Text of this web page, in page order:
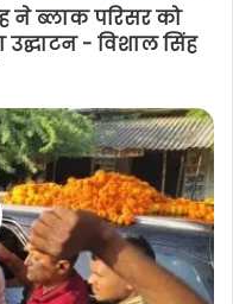
ने ब्लाक परिसर को
- विशाल सिंह